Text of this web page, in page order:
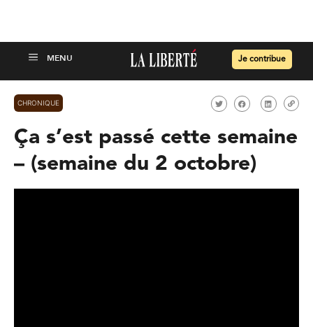
Je contribue
CHRONIQUE
Ça s’est passé cette semaine
– (semaine du 2 octobre)